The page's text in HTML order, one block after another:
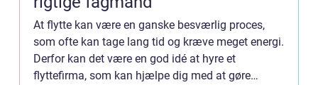
At flytte kan være en ganske besværlig proces,
som ofte kan tage lang tid og kræve meget energi.
Derfor kan det være en god idé at hyre et
flyttefirma, som kan hjælpe dig med at gøre